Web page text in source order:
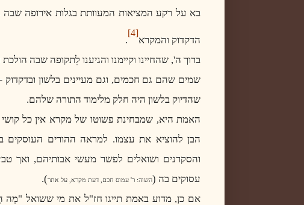
בא על רקע המציאות המעוותת בגלות אירופה שבה
הדקדוק והמקרא
[4]
.
ברוך ה', שהחיינו וקיימנו והגיענו לִתקופה שבה
שמים שהם גם חכמים, וגם מעיינים בלשון ובדקדוק
שהדיוק בלשון היה חלק מלימוד התורה שלהם.
האמת היא, שמבחינת פשוטו של מקרא אין כל
הבן להוציא את עצמו. למראה ההורים העוסקים
והסקרנים ושואלים לפשר מעשי אבותיהם, ואך
עסוקים בה (השוה: ר' עמוס חכם, דעת מקרא, על אתר).
אם כן, מדוע באמת תייגו חז"ל את מי ששואל